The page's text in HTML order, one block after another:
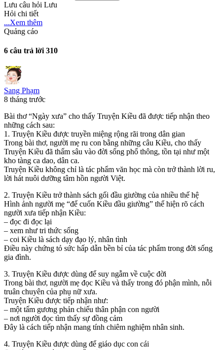
Lưu câu hỏi Lưu
Hỏi chi tiết
...Xem thêm
Quảng cáo
6 câu trả lời 310
Sang Phạm
8 tháng trước
Bài thơ “Ngày xưa” cho thấy Truyện Kiều đã được tiếp nhận theo
những cách sau:
1. Truyện Kiều được truyền miệng rộng rãi trong dân gian
Trong bài thơ, người mẹ ru con bằng những câu Kiều, cho thấy
Truyện Kiều đã thấm sâu vào đời sống phổ thông, tồn tại như một
kho tàng ca dao, dân ca.
Truyện Kiều không chỉ là tác phẩm văn học mà còn trở thành lời ru,
lời hát nuôi dưỡng tâm hồn người Việt.
2. Truyện Kiều trở thành sách gối đầu giường của nhiều thế hệ
Hình ảnh người mẹ “để cuốn Kiều đầu giường” thể hiện rõ cách
người xưa tiếp nhận Kiều:
– đọc đi đọc lại
– xem như tri thức sống
– coi Kiều là sách dạy đạo lý, nhân tình
Điều này chứng tỏ sức hấp dẫn bền bỉ của tác phẩm trong đời sống
gia đình.
3. Truyện Kiều được dùng để suy ngẫm về cuộc đời
Trong bài thơ, người mẹ đọc Kiều và thấy trong đó phận mình, nỗi
truân chuyên của phụ nữ xưa.
Truyện Kiều được tiếp nhận như:
– một tấm gương phản chiếu thân phận con người
– nơi người đọc tìm thấy sự đồng cảm
Đây là cách tiếp nhận mang tính chiêm nghiệm nhân sinh.
4. Truyện Kiều được dùng để giáo dục con cái